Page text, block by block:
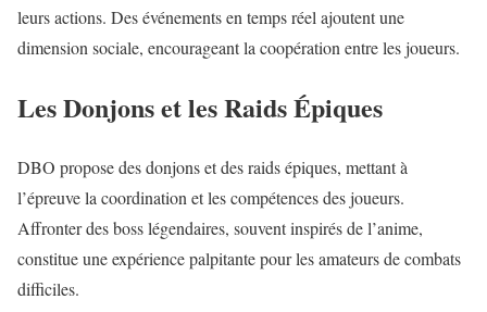
leurs actions. Des événements en temps réel ajoutent une
dimension sociale, encourageant la coopération entre les joueurs.
Les Donjons et les Raids Épiques
DBO propose des donjons et des raids épiques, mettant à
l’épreuve la coordination et les compétences des joueurs.
Affronter des boss légendaires, souvent inspirés de l’anime,
constitue une expérience palpitante pour les amateurs de combats
difficiles.